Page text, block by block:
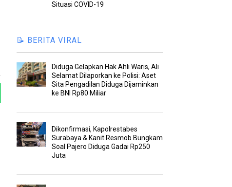
Situasi COVID-19
📝 BERITA VIRAL
Diduga Gelapkan Hak Ahli Waris, Ali
Selamat Dilaporkan ke Polisi: Aset
Sita Pengadilan Diduga Dijaminkan
ke BNI Rp80 Miliar
Dikonfirmasi, Kapolrestabes
Surabaya & Kanit Resmob Bungkam
Soal Pajero Diduga Gadai Rp250
Juta